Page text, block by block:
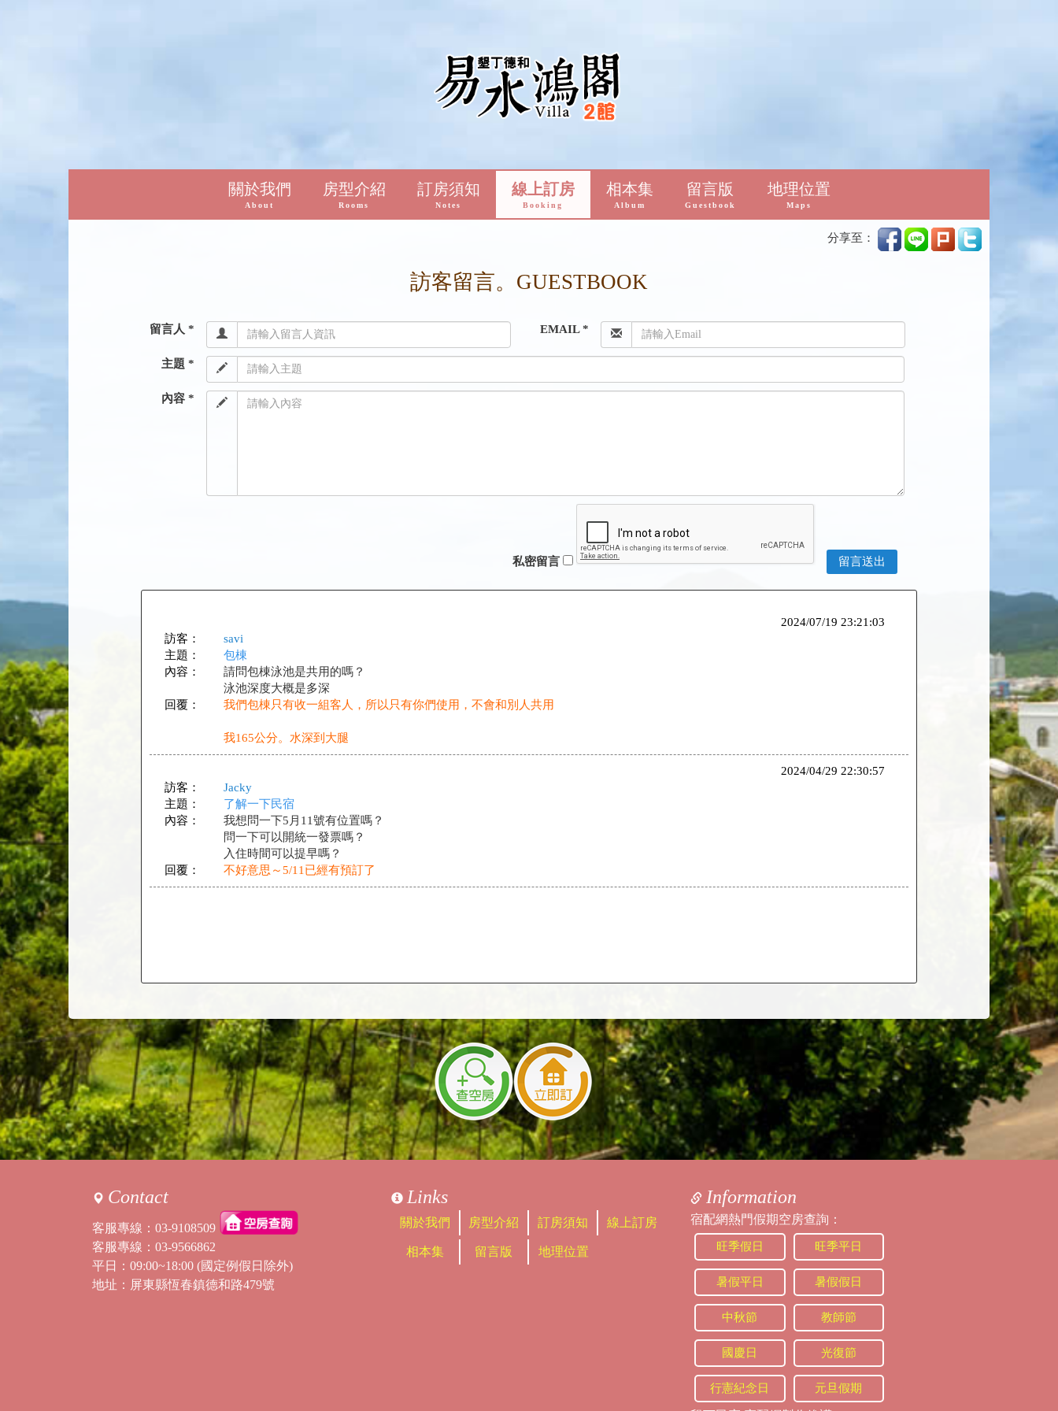
關於我們
About
房型介紹
Rooms
訂房須知
Notes
線上訂房
Booking
相本集
Album
留言版
Guestbook
地理位置
Maps
分享至：
訪客留言。GUESTBOOK
留言人 * EMAIL *
主題 *
內容 *
私密留言
2024/07/19 23:21:03
訪客：
savi
主題：
包棟
內容：
請問包棟泳池是共用的嗎？
泳池深度大概是多深
回覆：
我們包棟只有收一組客人，所以只有你們使用，不會和別人共用
我165公分。水深到大腿
2024/04/29 22:30:57
訪客：
Jacky
主題：
了解一下民宿
內容：
我想問一下5月11號有位置嗎？
問一下可以開統一發票嗎？
入住時間可以提早嗎？
回覆：
不好意思～5/11已經有預訂了
Contact
客服專線： 03-9108509
客服專線： 03-9566862
平日：09:00~18:00 (國定例假日除外)
地址：屏東縣恆春鎮德和路479號
Links
關於我們 房型介紹 訂房須知 線上訂房
相本集 留言版 地理位置
Information
宿配網熱門假期空房查詢：
旺季假日 旺季平日
暑假平日 暑假假日
中秋節 教師節
國慶日 光復節
行憲紀念日 元旦假期